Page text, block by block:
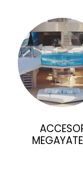
MEGAYATE